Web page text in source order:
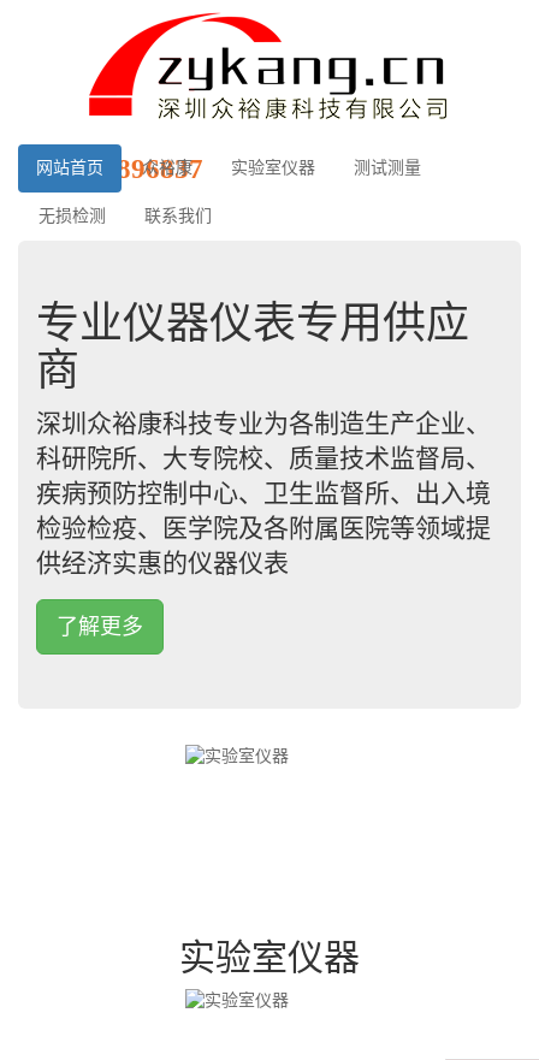
网站首页 众裕康 实验室仪器 测试测量
无损检测
0755-28896837
联系我们
专业仪器仪表专用供应
商
深圳众裕康科技专业为各制造生产企业、
科研院所、大专院校、质量技术监督局、
疾病预防控制中心、卫生监督所、出入境
检验检疫、医学院及各附属医院等领域提
供经济实惠的仪器仪表
了解更多
实验室仪器